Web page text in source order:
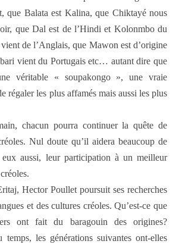
que Balata est Kalina, que Chiktayé nous
que Dal est de l’Hindi et Kolonmbo du
de l’Anglais, que Mawon est d’origine
vient du Portugais etc… autant dire que
véritable « soupakongo », une vraie
régaler les plus affamés mais aussi les plus
chacun pourra continuer la quête de
Nul doute qu’il aidera beaucoup de
eux aussi, leur participation à un meilleur
Hector Poullet poursuit ses recherches
et des cultures créoles. Qu’est-ce que
ont fait du baragouin des origines?
les générations suivantes ont-elles